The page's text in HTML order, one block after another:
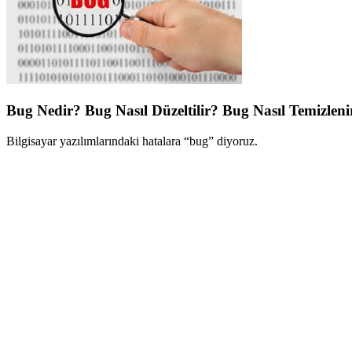
Bug Nedir? Bug Nasıl Düzeltilir? Bug Nasıl
Bilgisayar yazılımlarındaki hatalara “bug” diyoruz.